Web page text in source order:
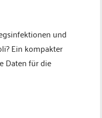
und
Ein kompakter
Daten für die